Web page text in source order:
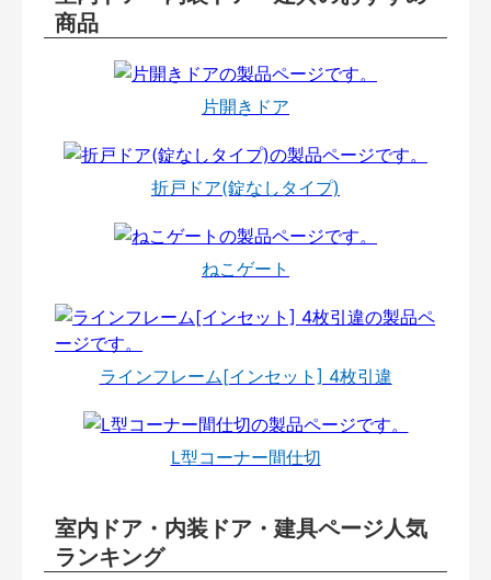
商品
片開きドア
折戸ドア(錠なしタイプ)
ねこゲート
ラインフレーム[インセット] 4枚引違
L型コーナー間仕切
室内ドア・内装ドア・建具ページ人気
ランキング